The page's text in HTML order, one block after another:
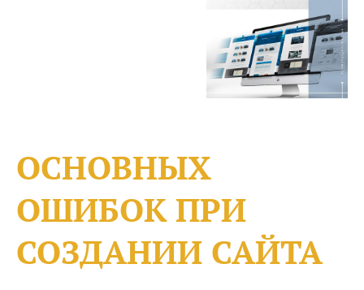
ОСНОВНЫХ
ОШИБОК ПРИ
СОЗДАНИИ САЙТА